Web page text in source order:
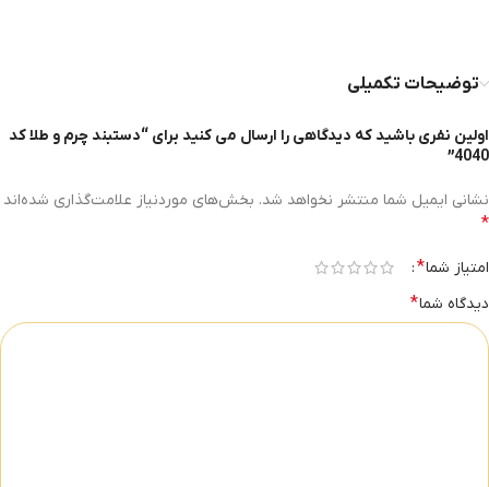
توضیحات تکمیلی
اولین نفری باشید که دیدگاهی را ارسال می کنید برای “دستبند چرم و طلا کد
4040”
نشانی ایمیل شما منتشر نخواهد شد. بخش‌های موردنیاز علامت‌گذاری شده‌اند
*
امتیاز شما*
دیدگاه شما*